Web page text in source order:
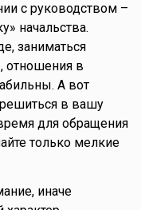
с руководством –
начальства.
заниматься
отношения в
А вот
в вашу
для обращения
только мелкие
иначе